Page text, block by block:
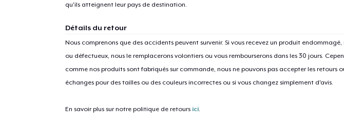
qu'ils atteignent leur pays de destination.
Détails du retour
Nous comprenons que des accidents peuvent survenir. Si vous recevez un produit
ou défectueux, nous le remplacerons volontiers ou vous rembourserons dans les 30 jours.
comme nos produits sont fabriqués sur commande, nous ne pouvons pas accepter les retours
échanges pour des tailles ou des couleurs incorrectes ou si vous changez simplement d'avis.
En savoir plus sur notre politique de retours ici.
article ajouté au Panier